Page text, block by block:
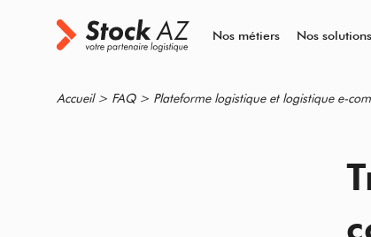
Nos métiers Nos
Accueil> FAQ> Plateforme logistique et logistique e-